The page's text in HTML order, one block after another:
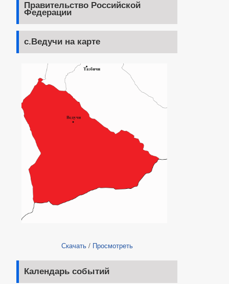
Правительство Российской
Федерации
с.Ведучи на карте
Скачать/ Просмотреть
Календарь событий